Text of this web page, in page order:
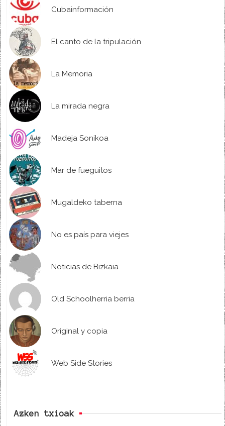
Cubainformación
El canto de la tripulación
La Memoria
La mirada negra
Madeja Sonikoa
Mar de fueguitos
Mugaldeko taberna
No es país para viejes
Noticias de Bizkaia
Old Schoolherria berria
Original y copia
Web Side Stories
Azken txioak